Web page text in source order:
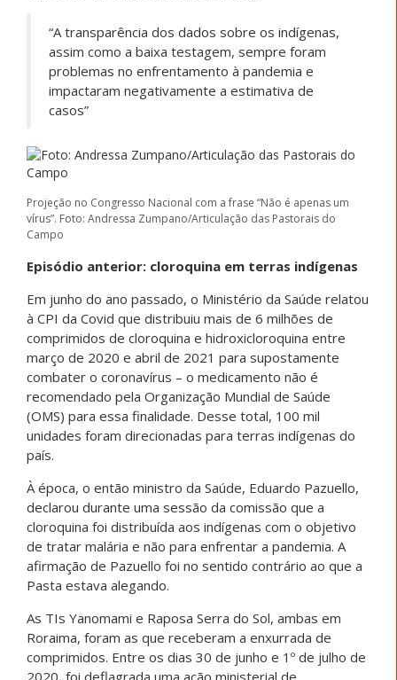
“A transparência dos dados sobre os indígenas,
assim como a baixa testagem, sempre foram
problemas no enfrentamento à pandemia e
impactaram negativamente a estimativa de
casos”
Projeção no Congresso Nacional com a frase “Não é apenas um
vírus”. Foto: Andressa Zumpano/Articulação das Pastorais do
Campo
Episódio anterior: cloroquina em terras indígenas
Em junho do ano passado, o Ministério da Saúde relatou
à CPI da Covid que distribuiu mais de 6 milhões de
comprimidos de cloroquina e hidroxicloroquina entre
março de 2020 e abril de 2021 para supostamente
combater o coronavírus – o medicamento não é
recomendado pela Organização Mundial de Saúde
(OMS) para essa finalidade. Desse total, 100 mil
unidades foram direcionadas para terras indígenas do
país.
À época, o então ministro da Saúde, Eduardo Pazuello,
declarou durante uma sessão da comissão que a
cloroquina foi distribuída aos indígenas com o objetivo
de tratar malária e não para enfrentar a pandemia. A
afirmação de Pazuello foi no sentido contrário ao que a
Pasta estava alegando.
As TIs Yanomami e Raposa Serra do Sol, ambas em
Roraima, foram as que receberam a enxurrada de
comprimidos. Entre os dias 30 de junho e 1º de julho de
2020, foi deflagrada uma ação ministerial de